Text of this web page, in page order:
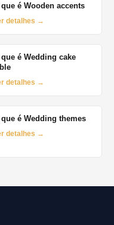
que é Wooden accents
detalhes →
que é Wedding cake
detalhes →
que é Wedding themes
detalhes →